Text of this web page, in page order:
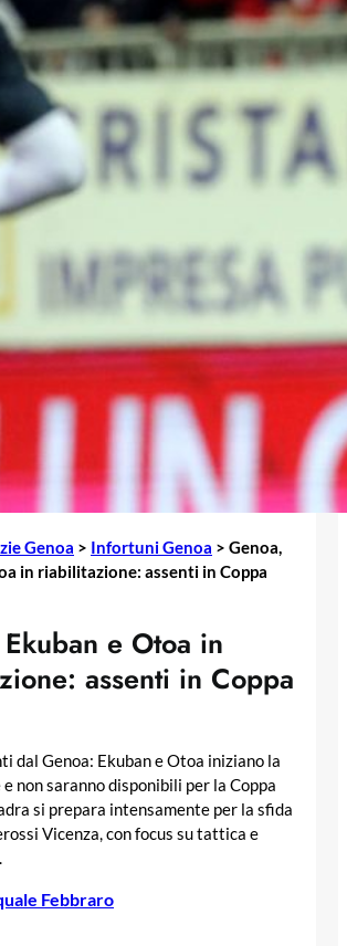
Genoa > Infortuni Genoa > Genoa,
in riabilitazione: assenti in Coppa
e Otoa in
assenti in Coppa
dal Genoa: Ekuban e Otoa iniziano la
non saranno disponibili per la Coppa
si prepara intensamente per la sfida
Vicenza, con focus su tattica e
Febbraro